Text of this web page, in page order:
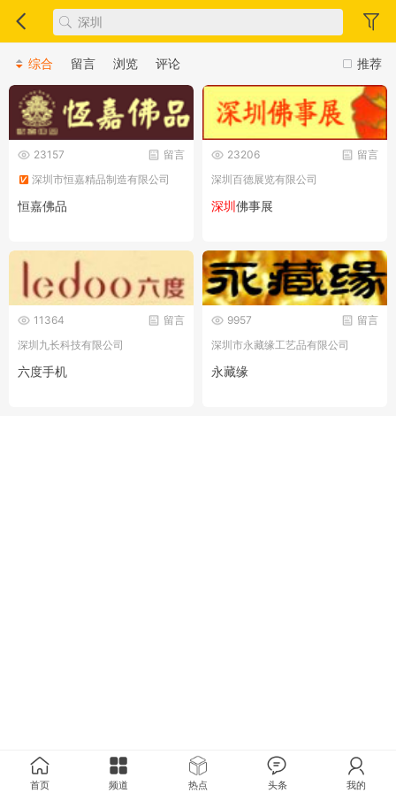
推荐
综合 留言 浏览 评论
留言
23157
深圳市恒嘉精品制造有限公司
恒嘉佛品
留言
23206
深圳百德展览有限公司
深圳佛事展
留言
11364
深圳九长科技有限公司
六度手机
留言
9957
深圳市永藏缘工艺品有限公司
永藏缘
首页 频道 热点 头条 我的